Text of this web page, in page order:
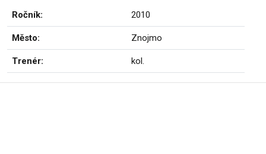
Ročník: 2010
Město: Znojmo
Trenér: kol.